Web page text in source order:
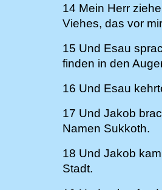
14 Mein Herr
Viehes, das vor
15 Und Esau
finden in den
16 Und Esau
17 Und Jakob
Namen Sukkoth.
18 Und Jakob
Stadt.